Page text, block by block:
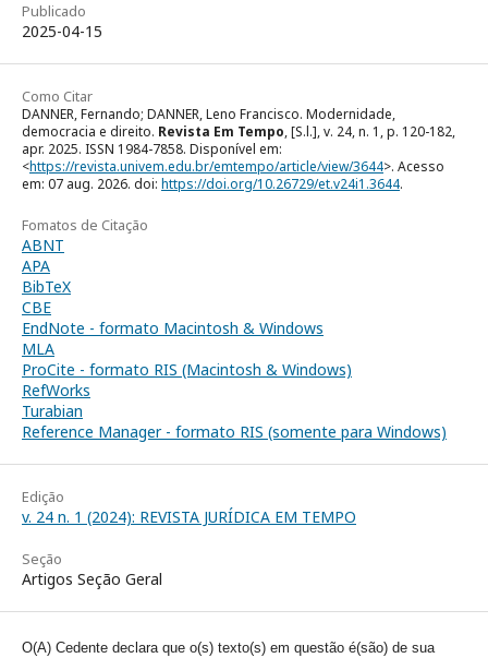
Publicado
2025-04-15
Como Citar
DANNER, Fernando; DANNER, Leno Francisco. Modernidade,
democracia e direito. Revista Em Tempo, [S.l.], v. 24, n. 1, p. 120-182,
apr. 2025. ISSN 1984-7858. Disponível em:
<https://revista.univem.edu.br/emtempo/article/view/3644>. Acesso
em: 07 aug. 2026. doi: https://doi.org/10.26729/et.v24i1.3644.
Fomatos de Citação
ABNT
APA
BibTeX
CBE
EndNote - formato Macintosh & Windows
MLA
ProCite - formato RIS (Macintosh & Windows)
RefWorks
Turabian
Reference Manager - formato RIS (somente para Windows)
Edição
v. 24 n. 1 (2024): REVISTA JURÍDICA EM TEMPO
Seção
Artigos Seção Geral
O(A) Cedente declara que o(s) texto(s) em questão é(são) de sua